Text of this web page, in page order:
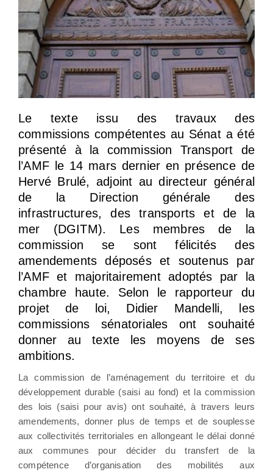
Le texte issu des travaux des
commissions compétentes au Sénat a été
présenté à la commission Transport de
l’AMF le 14 mars dernier en présence de
Hervé Brulé, adjoint au directeur général
de la Direction générale des
infrastructures, des transports et de la
mer (DGITM). Les membres de la
commission se sont félicités des
amendements déposés et soutenus par
l’AMF et majoritairement adoptés par la
chambre haute. Selon le rapporteur du
projet de loi, Didier Mandelli, les
commissions sénatoriales ont souhaité
donner au texte les moyens de ses
ambitions.
La commission de l’aménagement du territoire et du
développement durable (saisi au fond) et la commission
des lois (saisi pour avis) ont souhaité, à travers leurs
amendements, donner plus de temps et de souplesse
aux collectivités territoriales en allongeant le délai donné
aux communes pour décider du transfert de la
compétence d’organisation des mobilités aux